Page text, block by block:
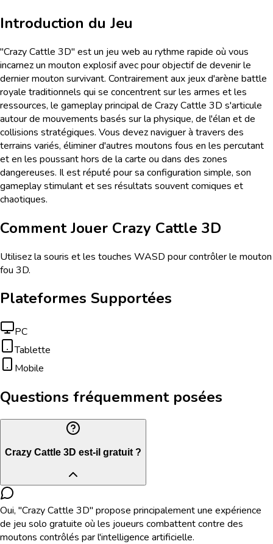
Introduction du Jeu
"Crazy Cattle 3D" est un jeu web au rythme rapide où vous
incarnez un mouton explosif avec pour objectif de devenir le
dernier mouton survivant. Contrairement aux jeux d'arène battle
royale traditionnels qui se concentrent sur les armes et les
ressources, le gameplay principal de Crazy Cattle 3D s'articule
autour de mouvements basés sur la physique, de l'élan et de
collisions stratégiques. Vous devez naviguer à travers des
terrains variés, éliminer d'autres moutons fous en les percutant
et en les poussant hors de la carte ou dans des zones
dangereuses. Il est réputé pour sa configuration simple, son
gameplay stimulant et ses résultats souvent comiques et
chaotiques.
Comment Jouer Crazy Cattle 3D
Utilisez la souris et les touches WASD pour contrôler le mouton
fou 3D.
Plateformes Supportées
PC
Tablette
Mobile
Questions fréquemment posées
Crazy Cattle 3D est-il gratuit ?
Oui, "Crazy Cattle 3D" propose principalement une expérience
de jeu solo gratuite où les joueurs combattent contre des
moutons contrôlés par l'intelligence artificielle.